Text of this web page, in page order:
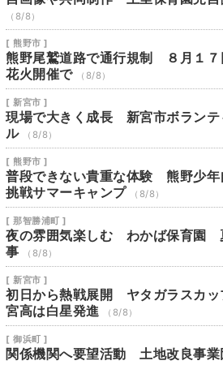
（8/8）
[ 熊野市 ]
熊野尾鷲道路で通行規制 ８月１
花火開催で
（8/8）
[ 新宮市 ]
現場で大きく成長 新宮市ボランテ
ル
（8/8）
[ 熊野市 ]
普段できない貴重な体験 熊野少
挑戦サマーキャンプ
（8/8）
[ 那智勝浦町 ]
夜の雰囲気楽しむ わかば保育園
事
（8/8）
[ 新宮市 ]
初日から熱戦展開 ヤタガラスカ
宮高は白星発進
（8/8）
[ 御浜町 ]
関係機関へ要望活動 土地改良事業